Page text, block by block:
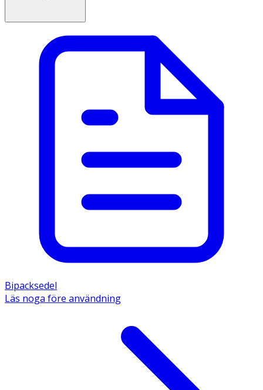
Bipacksedel
Läs noga före användning